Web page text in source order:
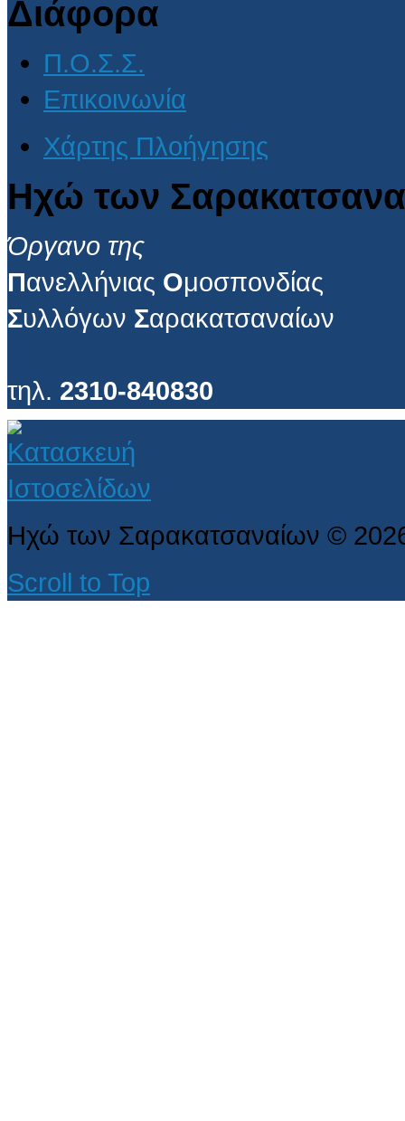
Διάφορα
Π.Ο.Σ.Σ.
Επικοινωνία
Χάρτης Πλοήγησης
Ηχώ των
Όργανο της
Πανελλήνιας Ομοσπονδίας
Συλλόγων Σαρακατσαναίων
τηλ. 2310-840830
Ηχώ των Σαρακατσαναίων ©
Scroll to Top